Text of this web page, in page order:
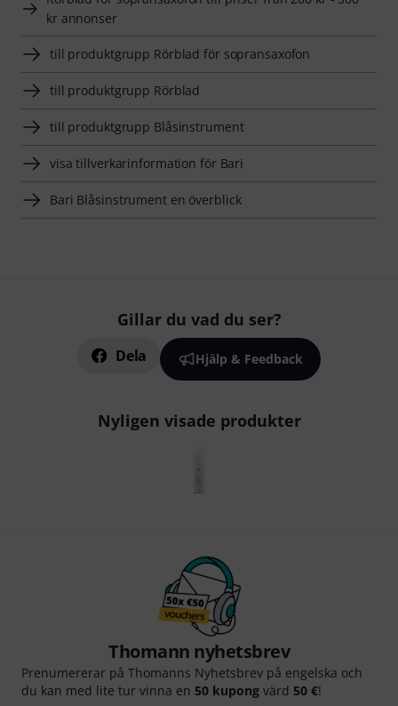
kr annonser
till produktgrupp Rörblad för sopransaxofon
till produktgrupp Rörblad
till produktgrupp Blåsinstrument
visa tillverkarinformation för Bari
Bari Blåsinstrument en överblick
Gillar du vad du ser?
Dela Hjälp & Feedback
Nyligen visade produkter
Thomann nyhetsbrev
Prenumererar på Thomanns Nyhetsbrev på engelska och
du kan med lite tur vinna en 50 kupong värd 50 €!